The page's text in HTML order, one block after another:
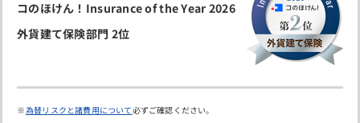
コのほけん！Insurance of the Year 2026
外貨建て保険部門 2位
為替リスクと諸費用について必ずご確認ください。